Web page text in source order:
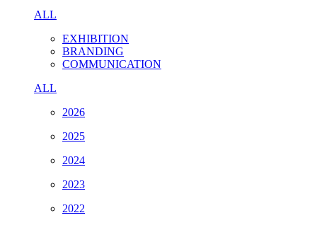
ALL
EXHIBITION
BRANDING
COMMUNICATION
ALL
2026
2025
2024
2023
2022